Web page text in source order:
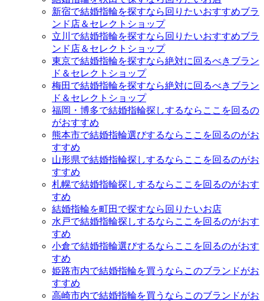
新宿で結婚指輪を探すなら回りたいおすすめブラ
ンド店＆セレクトショップ
立川で結婚指輪を探すなら回りたいおすすめブラ
ンド店＆セレクトショップ
東京で結婚指輪を探すなら絶対に回るべきブラン
ド＆セレクトショップ
梅田で結婚指輪を探すなら絶対に回るべきブラン
ド＆セレクトショップ
福岡・博多で結婚指輪探しするならここを回るの
がおすすめ
熊本市で結婚指輪選びするならここを回るのがお
すすめ
山形県で結婚指輪探しするならここを回るのがお
すすめ
札幌で結婚指輪探しするならここを回るのがおす
すめ
結婚指輪を町田で探すなら回りたいお店
水戸で結婚指輪探しするならここを回るのがおす
すめ
小倉で結婚指輪選びするならここを回るのがおす
すめ
姫路市内で結婚指輪を買うならこのブランドがお
すすめ
高崎市内で結婚指輪を買うならこのブランドがお